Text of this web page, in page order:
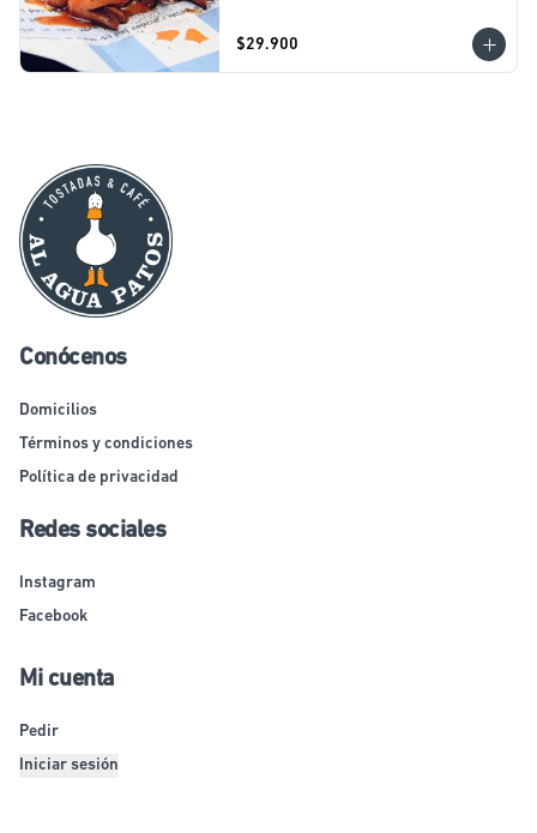
$29.900
Conócenos
Domicilios
Términos y condiciones
Política de privacidad
Redes sociales
Instagram
Facebook
Mi cuenta
Pedir
Iniciar sesión